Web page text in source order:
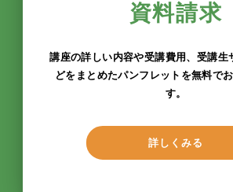
資料請求
講座の詳しい内容や受講費用、受講生
どをまとめたパンフレットを無料で
す。
詳しくみる